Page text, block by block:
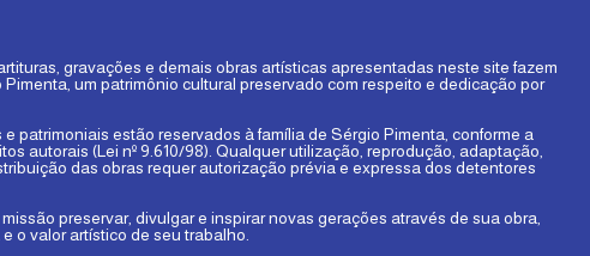
gravações e demais obras artísticas apresentadas neste site fazem
um patrimônio cultural preservado com respeito e dedicação por
patrimoniais estão reservados à família de Sérgio Pimenta, conforme a
autorais (Lei nº 9.610/98). Qualquer utilização, reprodução, adaptação,
das obras requer autorização prévia e expressa dos detentores
preservar, divulgar e inspirar novas gerações através de sua obra,
o valor artístico de seu trabalho.